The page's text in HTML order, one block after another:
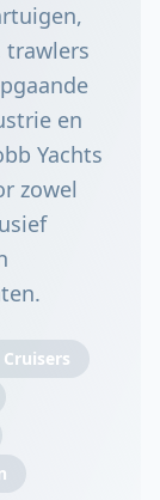
trawlers
en
Yachts
zowel